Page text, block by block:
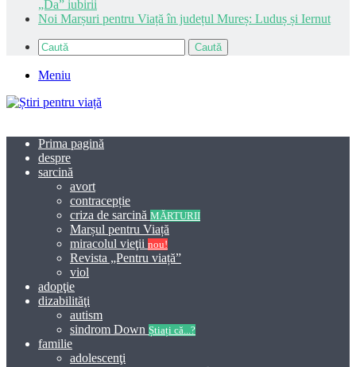
„Da” iubirii
Noi Marșuri pentru Viață în județul Mureș: Luduș și Iernut
Caută
Meniu
Prima pagină
despre
sarcină
avort
contracepție
criza de sarcină MĂRTURII
Marșul pentru Viață
miracolul vieţii nou!
Revista „Pentru viață”
viol
adopţie
dizabilităţi
autism
sindrom Down Știați că...?
familie
adolescenţi